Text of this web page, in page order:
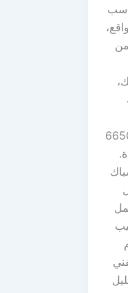
الآن على 66506081